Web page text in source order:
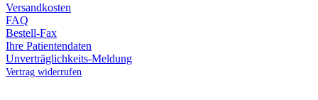
Versandkosten
FAQ
Bestell-Fax
Ihre Patientendaten
Unverträglichkeits-Meldung
Vertrag widerrufen